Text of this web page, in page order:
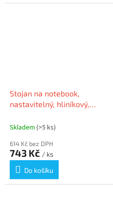
Stojan na notebook,
nastavitelný, hliníkový,
Skladem (>5 ks)
614 Kč bez DPH
743 Kč / ks
Do košíku